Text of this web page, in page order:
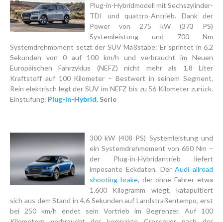
Plug-in-Hybridmodell mit Sechszylinder-
TDI und quattro-Antrieb. Dank der
Power von 275 kW (373 PS)
Systemleistung und 700 Nm
Systemdrehmoment setzt der SUV Maßstäbe: Er sprintet in 6,2
Sekunden von 0 auf 100 km/h und verbraucht im Neuen
Europäischen Fahrzyklus (NEFZ) nicht mehr als 1,8 Liter
Kraftstoff auf 100 Kilometer – Bestwert in seinem Segment.
Rein elektrisch legt der SUV im NEFZ bis zu 56 Kilometer zurück.
Einstufung: Plug-In-Hybrid, Serie
300 kW (408 PS) Systemleistung und
ein Systemdrehmoment von 650 Nm –
der Plug-in-Hybridantrieb liefert
imposante Eckdaten. DerAudi allroad
shooting brake, der ohne Fahrer etwa
1.600 Kilogramm wiegt, katapultiert
sich aus dem Stand in 4,6 Sekunden auf Landstraßentempo, erst
bei 250 km/h endet sein Vortrieb im Begrenzer. Auf 100